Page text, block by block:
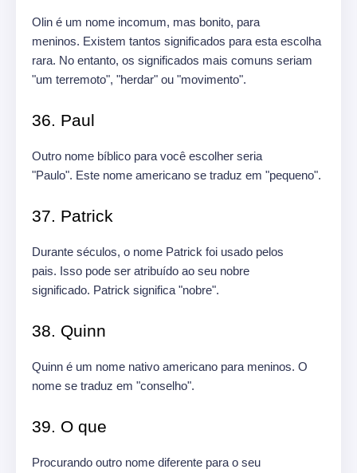
Olin é um nome incomum, mas bonito, para
meninos. Existem tantos significados para esta escolha
rara. No entanto, os significados mais comuns seriam
"um terremoto", "herdar" ou "movimento".
36. Paul
Outro nome bíblico para você escolher seria
"Paulo". Este nome americano se traduz em "pequeno".
37. Patrick
Durante séculos, o nome Patrick foi usado pelos
pais. Isso pode ser atribuído ao seu nobre
significado. Patrick significa "nobre".
38. Quinn
Quinn é um nome nativo americano para meninos. O
nome se traduz em "conselho".
39. O que
Procurando outro nome diferente para o seu